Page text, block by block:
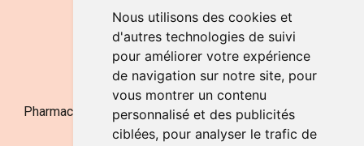
Nous utilisons des cookies et
d'autres technologies de suivi
pour améliorer votre expérience
de navigation sur notre site, pour
vous montrer un contenu
personnalisé et des publicités
ciblées, pour analyser le trafic de
de 9h à 12h30
NOUS CONTACTER
Pharmacie Jufarma - Fatima Abachra - APB 521704 - N°
Entreprise BE0882-700-592